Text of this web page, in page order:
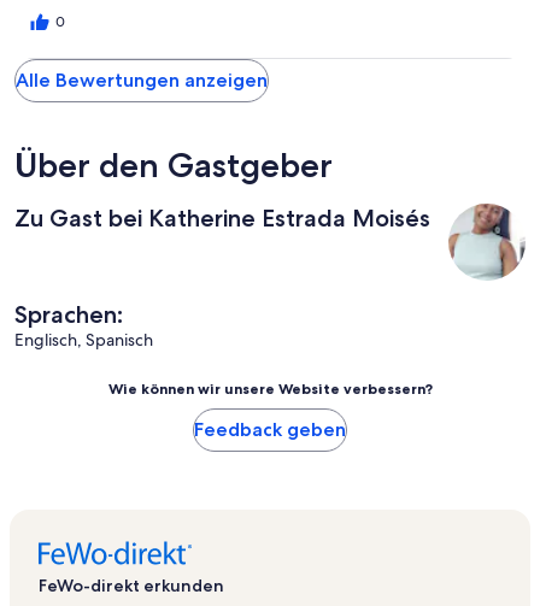
0
Alle Bewertungen anzeigen
Über den Gastgeber
Zu Gast bei Katherine Estrada Moisés
Sprachen:
Englisch, Spanisch
Wie können wir unsere Website verbessern?
Feedback geben
FeWo-direkt erkunden